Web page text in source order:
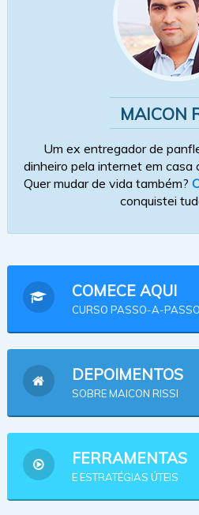
MAICON
Um ex entregador de
dinheiro pela internet em casa
Quer mudar de vida também?
conquistei
COMECE AQUI
CURSO PASSO-A-PASSO
DEPOIMENTOS
SOBRE MAICON RISSI
FERRAMENTAS
E ESTRATÉGIAS ÚTEIS